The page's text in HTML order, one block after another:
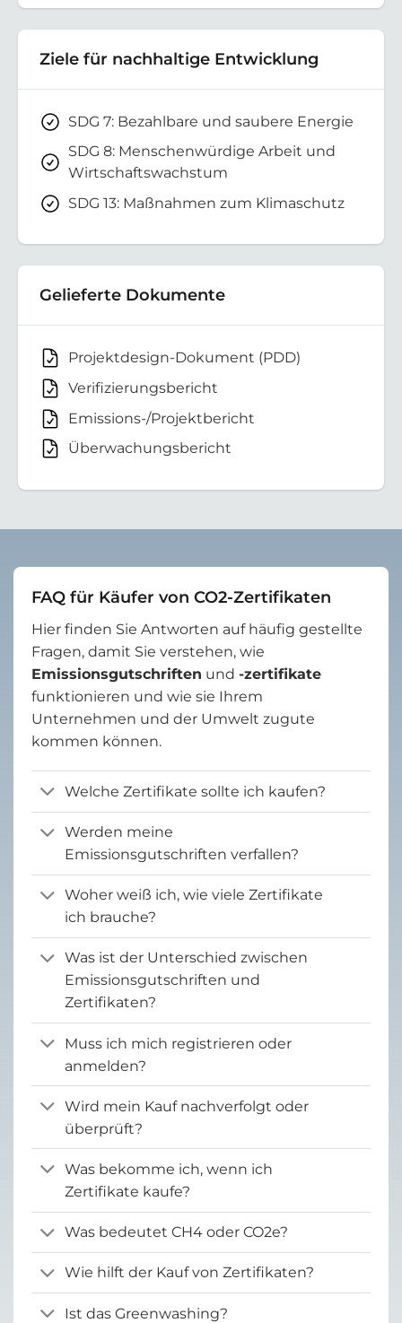
Ziele für nachhaltige Entwicklung
SDG 7: Bezahlbare und saubere Energie
SDG 8: Menschenwürdige Arbeit und
Wirtschaftswachstum
SDG 13: Maßnahmen zum Klimaschutz
Gelieferte Dokumente
Projektdesign-Dokument (PDD)
Verifizierungsbericht
Emissions-/Projektbericht
Überwachungsbericht
FAQ für Käufer von CO2-Zertifikaten
Hier finden Sie Antworten auf häufig gestellte
Fragen, damit Sie verstehen, wie
Emissionsgutschriften und -zertifikate
funktionieren und wie sie Ihrem
Unternehmen und der Umwelt zugute
kommen können.
Welche Zertifikate sollte ich kaufen?
Werden meine
Emissionsgutschriften verfallen?
Woher weiß ich, wie viele Zertifikate
ich brauche?
Was ist der Unterschied zwischen
Emissionsgutschriften und
Zertifikaten?
Muss ich mich registrieren oder
anmelden?
Wird mein Kauf nachverfolgt oder
überprüft?
Was bekomme ich, wenn ich
Zertifikate kaufe?
Was bedeutet CH4 oder CO2e?
Wie hilft der Kauf von Zertifikaten?
Ist das Greenwashing?